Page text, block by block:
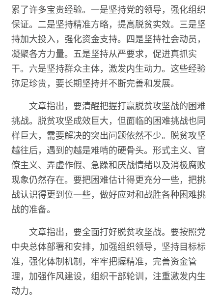
累了许多宝贵经验。一是坚持党的领导，强化组织
保证。二是坚持精准方略，提高脱贫实效。三是坚
持加大投入，强化资金支持。四是坚持社会动员，
凝聚各方力量。五是坚持从严要求，促进真抓实
干。六是坚持群众主体，激发内生动力。这些经验
弥足珍贵，要长期坚持并不断完善和发展。
文章指出，要清醒把握打赢脱贫攻坚战的困难
挑战。脱贫攻坚成效巨大，但面临的困难挑战也同
样巨大，需要解决的突出问题依然不少。脱贫攻坚
越往后，遇到的越是难啃的硬骨头。形式主义、官
僚主义、弄虚作假、急躁和厌战情绪以及消极腐败
现象仍然存在。要把困难估计得更充分一些，把挑
战认识得更到位一些，做好应对和战胜各种困难挑
战的准备。
文章指出，要全面打好脱贫攻坚战。要按照党
中央总体部署和安排，加强组织领导，坚持目标标
准，强化体制机制，牢牢把握精准，完善资金管
理，加强作风建设，组织干部轮训，注重激发内生
动力。